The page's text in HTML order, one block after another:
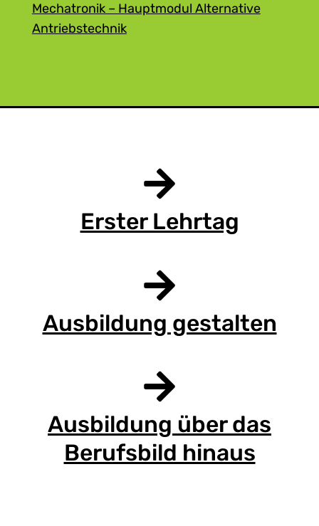
Mechatronik – Hauptmodul Alternative
Antriebstechnik
Erster Lehrtag
Ausbildung gestalten
Ausbildung über das
Berufsbild hinaus